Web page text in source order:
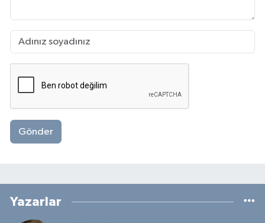
Gönder
Yazarlar